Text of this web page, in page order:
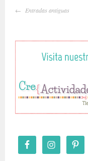
IR
ENTRADAS
Entradas antiguas